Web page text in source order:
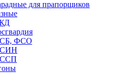
для прапорщиков
ФСО